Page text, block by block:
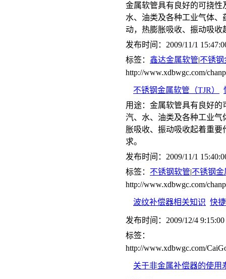
金属软管具有良好的可挠
水、油类及各种工业气体
动，热膨胀吸收、振动吸收
发布时间：2009/11/1
标签： 鑫达金属软管|不锈
http://www.xdbwgc.com/
不锈钢金属软管（TJR）
用途：金属软管具有良好
汽、水、油类及各种工业
胀吸收、振动吸收起着重
求。
发布时间：2009/11/1
标签： 不锈钢软管|不锈钢
http://www.xdbwgc.com/
波纹补偿器相关知识 快
发布时间：2009/12/4 9:15:00
标签：
http://www.xdbwgc.com/
关于非金属补偿器的使用